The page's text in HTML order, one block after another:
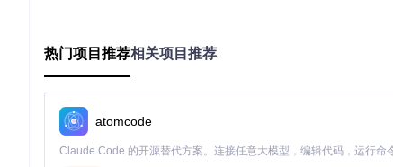
result = ocr('python/tests/test_files/
这段代码会输出图片中的文字内容及其位置信息。RapidOCR
🌍 场景化应用指南：应对复杂识别需求
热门项目推荐相关项目推荐
atomcode